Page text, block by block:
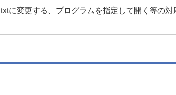
に変更する、プログラムを指定して開く等の対